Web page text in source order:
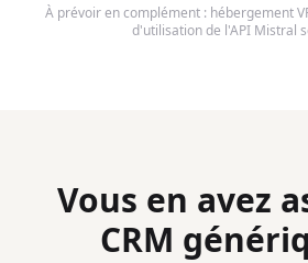
À prévoir en complément : hébergement
d'utilisation de l'API Mistral
Vous en avez
CRM